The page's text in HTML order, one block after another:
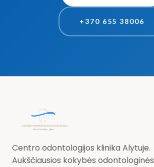
+370 655 38006
Centro odontologijos klinika Alytuje.
Aukščiausios kokybės odontologinės